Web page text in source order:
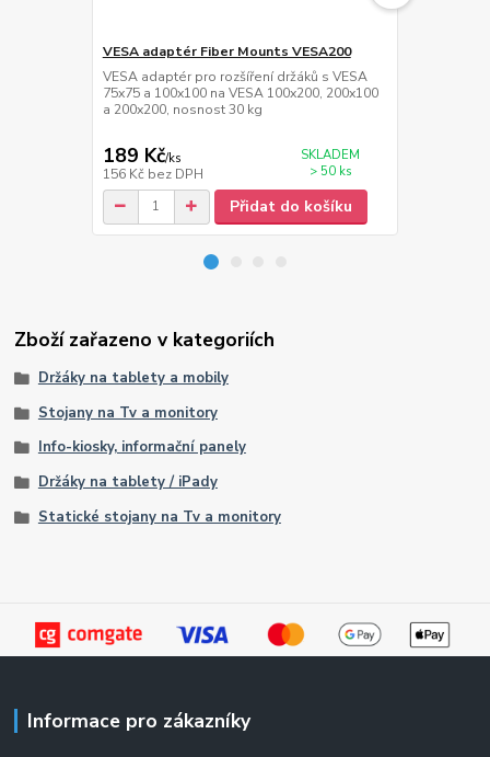
VESA adaptér Fiber Mounts VESA200
VESA adaptér pro rozšíření držáků s VESA
75x75 a 100x100 na VESA 100x200, 200x100
a 200x200, nosnost 30 kg
189 Kč/ks
156 Kč bez DPH
SKLADEM
> 50 ks
Přidat do košíku
Zboží zařazeno v kategoriích
Držáky na tablety a mobily
Stojany na Tv a monitory
Info-kiosky, informační panely
Držáky na tablety / iPady
Statické stojany na Tv a monitory
Informace pro zákazníky